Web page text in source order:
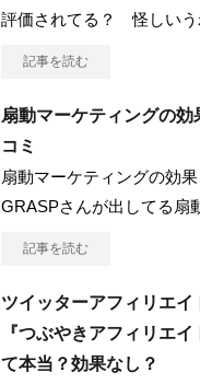
評価されてる？ 怪しいう
記事を読む
扇動マーケティングの効
コミ
扇動マーケティングの効
GRASPさんが出してる扇
記事を読む
ツイッターアフィリエ
『つぶやきアフィリエ
て本当？効果なし？